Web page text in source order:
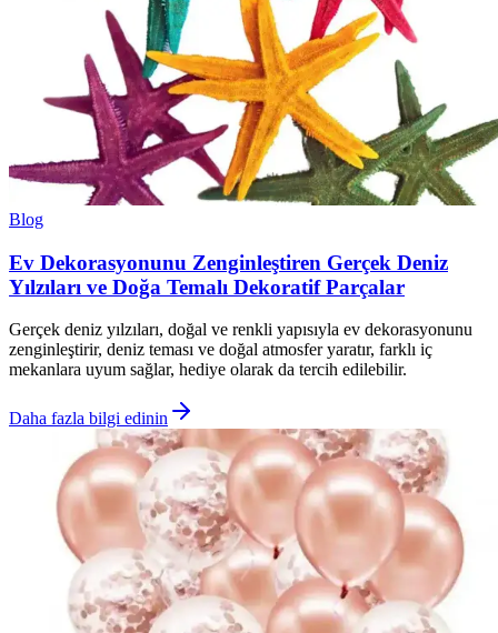
Blog
Ev Dekorasyonunu Zenginleştiren Gerçek Deniz
Yılzıları ve Doğa Temalı Dekoratif Parçalar
Gerçek deniz yılzıları, doğal ve renkli yapısıyla ev dekorasyonunu
zenginleştirir, deniz teması ve doğal atmosfer yaratır, farklı iç
mekanlara uyum sağlar, hediye olarak da tercih edilebilir.
Daha fazla bilgi edinin